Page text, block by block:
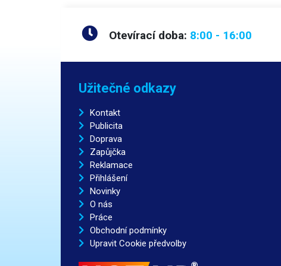
Otevírací doba: 8:00 - 16:00
Užitečné odkazy
Kontakt
Publicita
Doprava
Zapůjčka
Reklamace
Přihlášení
Novinky
O nás
Práce
Obchodní podmínky
Upravit Cookie předvolby